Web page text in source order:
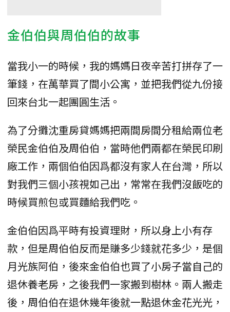
金伯伯與周伯伯的故事
當我小一的時候，我的媽媽日夜辛苦打拼存了一
筆錢，在萬華買了間小公寓，並把我們從九份接
回來台北一起團圓生活。
為了分攤沈重房貸媽媽把兩間房間分租給兩位老
榮民金伯伯及周伯伯，當時他們兩都在榮民印刷
廠工作，兩個伯伯因爲都沒有家人在台灣，所以
對我們三個小孩視如己出，常常在我們沒飯吃的
時候買煎包或買麵給我們吃。
金伯伯因爲平時有投資理財，所以身上小有存
款，但是周伯伯反而是賺多少錢就花多少，是個
月光族阿伯，後來金伯伯也買了小房子當自己的
退休養老房，之後我們一家搬到樹林。兩人搬走
後，周伯伯在退休幾年後就一點退休金花光光，